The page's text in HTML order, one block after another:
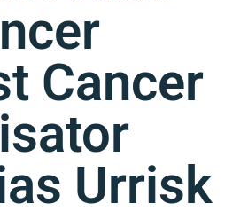
Cancer
Urrisk